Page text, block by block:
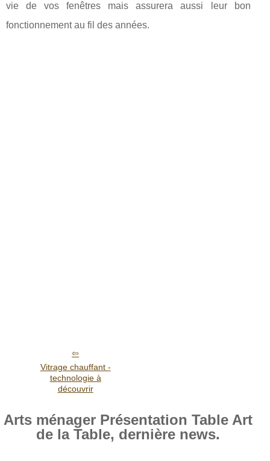
vie de vos fenêtres mais assurera aussi leur bon
fonctionnement au fil des années.
Vitrage chauffant -
technologie à
découvrir
Arts ménager Présentation Table Art
de la Table, dernière news.